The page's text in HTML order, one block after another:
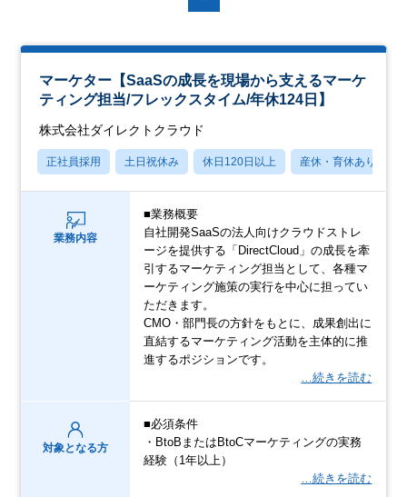
マーケター【SaaSの成長を現場から支えるマーケ
ティング担当/フレックスタイム/年休124日】
株式会社ダイレクトクラウド
正社員採用 土日祝休み 休日120日以上 産休・育休あり
業務内容
■業務概要
自社開発SaaSの法人向けクラウドストレ
ージを提供する「DirectCloud」の成長を牽
引するマーケティング担当として、各種マ
ーケティング施策の実行を中心に担ってい
ただきます。
CMO・部門長の方針をもとに、成果創出に
直結するマーケティング活動を主体的に推
進するポジションです。
…続きを読む
対象となる方
■必須条件
・BtoBまたはBtoCマーケティングの実務
経験（1年以上）
…続きを読む